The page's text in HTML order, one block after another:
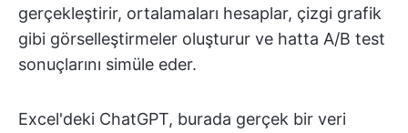
gerçekleştirir, ortalamaları hesaplar, çizgi grafik
gibi görselleştirmeler oluşturur ve hatta A/B test
sonuçlarını simüle eder.
Excel'deki ChatGPT, burada gerçek bir veri